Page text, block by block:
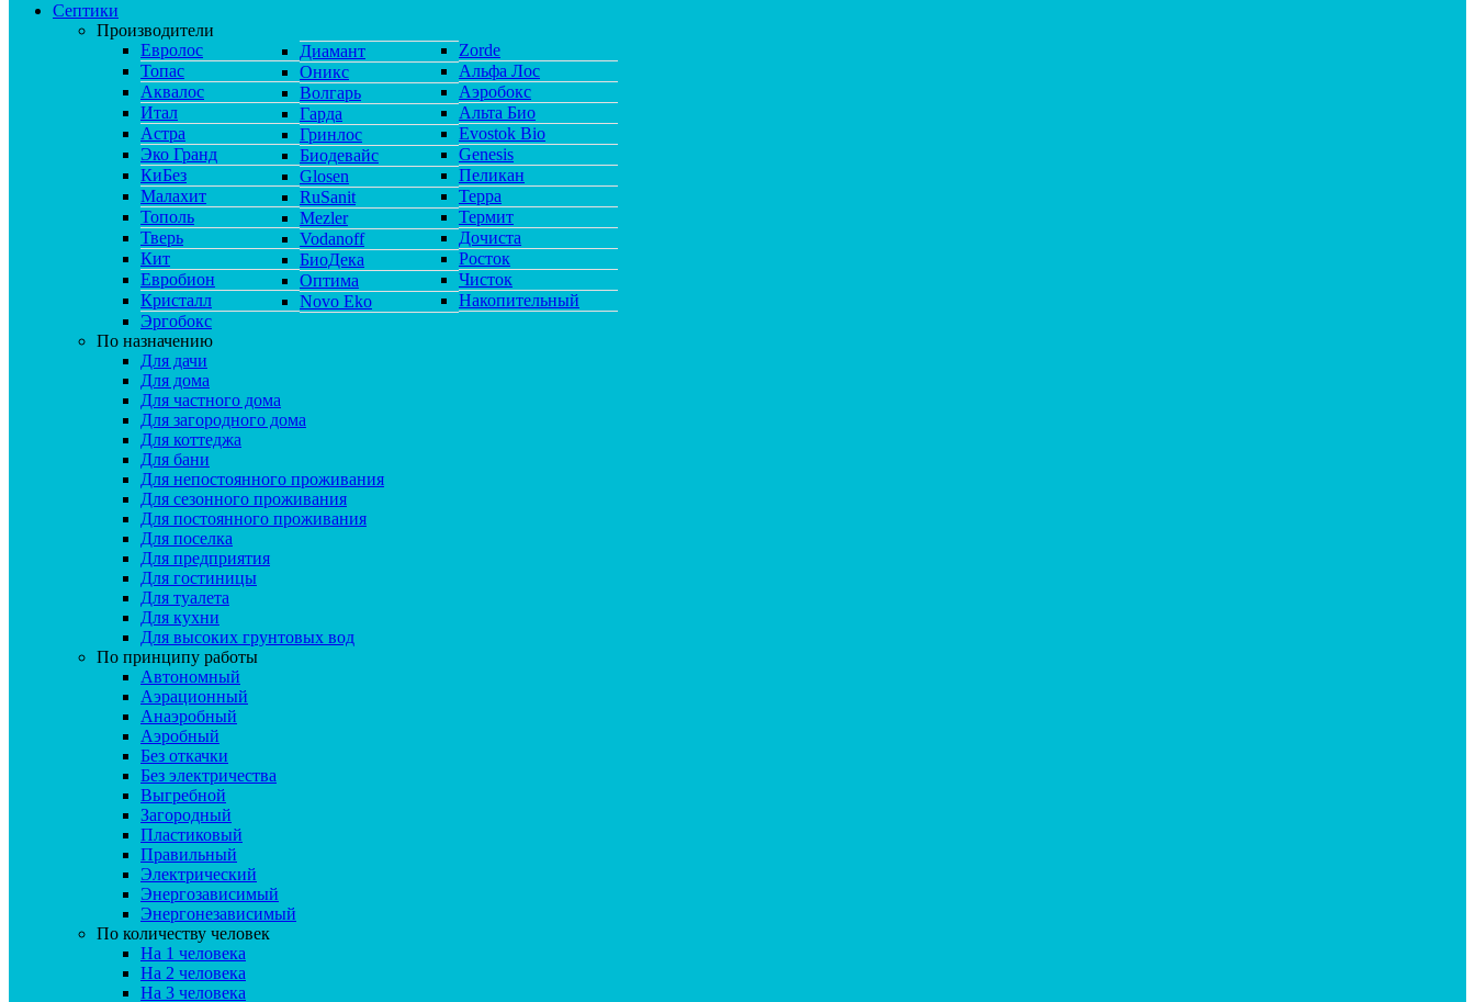
Септики
Производители
Евролос
Топас
Аквалос
Итал
Астра
Эко Гранд
КиБез
Малахит
Тополь
Тверь
Кит
Евробион
Кристалл
Эргобокс
Диамант
Оникс
Волгарь
Гарда
Гринлос
Биодевайс
Glosen
RuSanit
Mezler
Vodanoff
БиоДека
Оптима
Novo Eko
Zorde
Альфа Лос
Аэробокс
Альта Био
Evostok Bio
Genesis
Пеликан
Терра
Термит
Дочиста
Росток
Чисток
Накопительный
По назначению
Для дачи
Для дома
Для частного дома
Для загородного дома
Для коттеджа
Для бани
Для непостоянного проживания
Для сезонного проживания
Для постоянного проживания
Для поселка
Для предприятия
Для гостиницы
Для туалета
Для кухни
Для высоких грунтовых вод
По принципу работы
Автономный
Аэрационный
Анаэробный
Аэробный
Без откачки
Без электричества
Выгребной
Загородный
Пластиковый
Правильный
Электрический
Энергозависимый
Энергонезависимый
По количеству человек
На 1 человека
На 2 человека
На 3 человека